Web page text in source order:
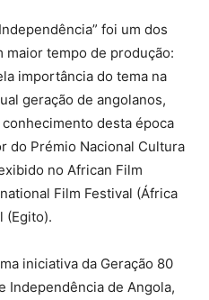
foi um dos
maior tempo de produção:
importância do tema na
geração de angolanos,
desta época
do Prémio Nacional Cultura
no African Film
Film Festival (África
(Egito).
iniciativa da Geração 80
Independência de Angola,